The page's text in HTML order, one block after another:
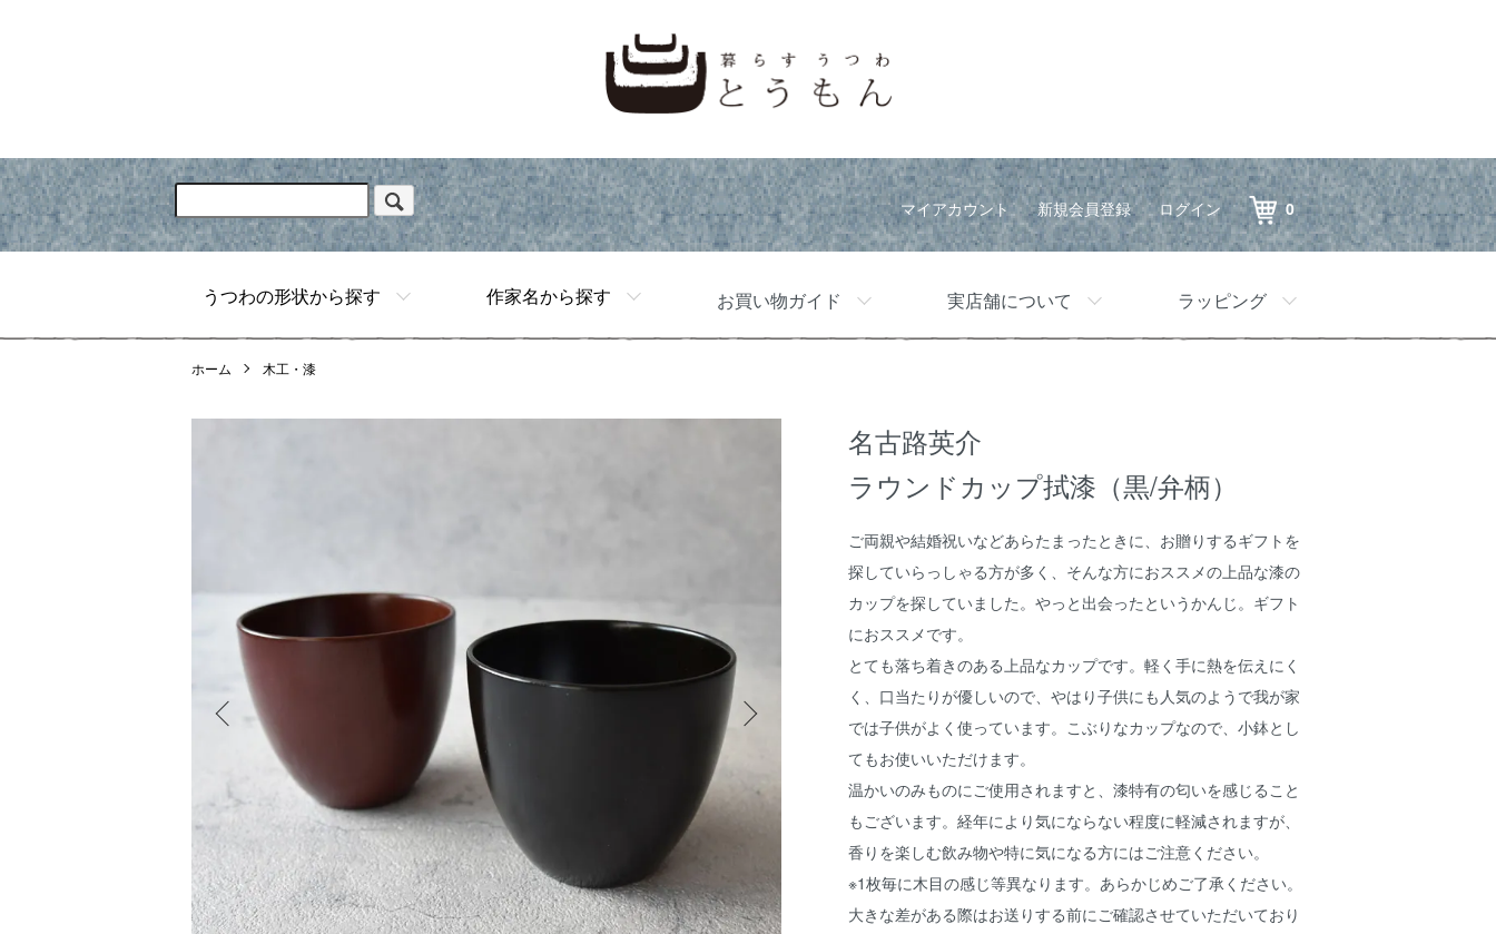
マイアカウント 新規会員登録 ログイン 0
うつわの形状から探す 作家名から探す お買い物ガイド 実店舗について ラッピング
ホーム 木工・漆
名古路英介
ラウンドカップ拭漆（黒/弁柄）
ご両親や結婚祝いなどあらたまったときに、お贈りするギフトを
探していらっしゃる方が多く、そんな方におススメの上品な漆の
カップを探していました。やっと出会ったというかんじ。ギフト
におススメです。
とても落ち着きのある上品なカップです。軽く手に熱を伝えにく
く、口当たりが優しいので、やはり子供にも人気のようで我が家
では子供がよく使っています。こぶりなカップなので、小鉢とし
てもお使いいただけます。
温かいのみものにご使用されますと、漆特有の匂いを感じること
もございます。経年により気にならない程度に軽減されますが、
香りを楽しむ飲み物や特に気になる方にはご注意ください。
※1枚毎に木目の感じ等異なります。あらかじめご了承ください。
大きな差がある際はお送りする前にご確認させていただいており